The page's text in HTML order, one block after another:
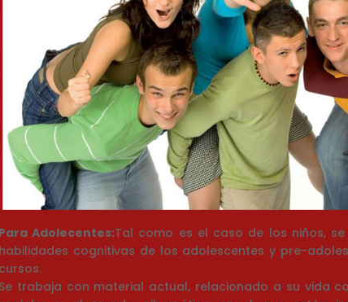
Para Adolecentes:Tal como es el caso de los niños,
habilidades cognitivas de los adolescentes y pre-
cursos.
Se trabaja con material actual, relacionado a su vida